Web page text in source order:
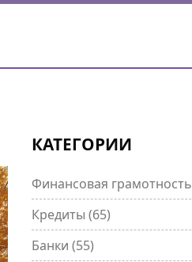
КАТЕГОРИИ
Финансовая грамотность
Кредиты (65)
Банки (55)